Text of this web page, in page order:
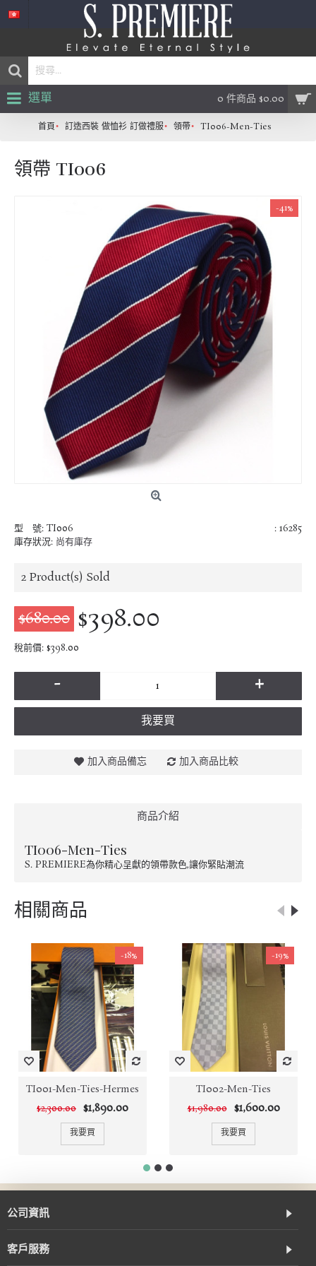
0 件商品 $0.00
選單
首頁 訂造西裝 做恤衫 訂做禮服 領帶 TI006-Men-Ties
領帶 TI006
-41%
: 16285
型 號: TI006
庫存狀況: 尚有庫存
2 Product(s) Sold
$680.00 $398.00
稅前價: $398.00
- +
我要買
加入商品備忘 加入商品比較
商品介紹
TI006-Men-Ties
S. PREMIERE為你精心呈獻的領帶款色,讓你緊貼潮流
相關商品
-18%
TI001-Men-Ties-Hermes
$2,300.00 $1,890.00
我要買
-19%
TI002-Men-Ties
$1,980.00 $1,600.00
我要買
公司資訊
客戶服務